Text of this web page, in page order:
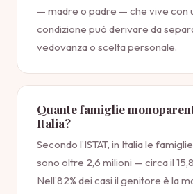
— madre o padre — che vive con
condizione può derivare da
vedovanza o scelta personale.
Quante famiglie
Italia?
Secondo l’ISTAT, in Italia le
sono oltre 2,6 milioni — circa il
Nell’82% dei casi il genitore è la